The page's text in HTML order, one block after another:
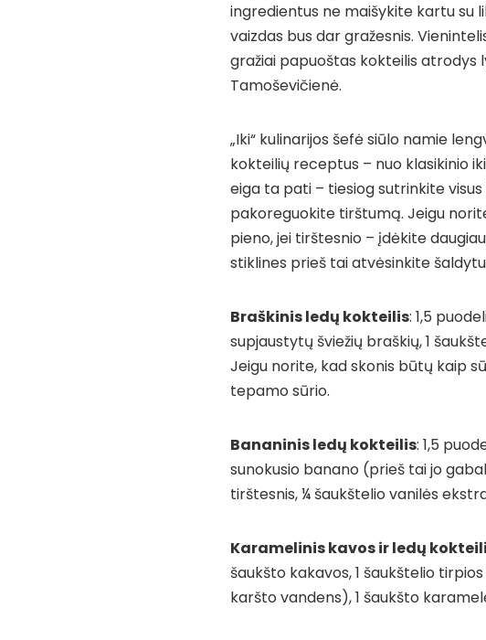
ingredientus ne maišykite kartu su
vaizdas bus dar gražesnis.
gražiai papuoštas kokteilis atrodys
Tamoševičienė.
„Iki“ kulinarijos šefė siūlo namie
kokteilių receptus – nuo klasikinio
eiga ta pati – tiesiog sutrinkite
pakoreguokite tirštumą. Jeigu
pieno, jei tirštesnio – įdėkite
stiklines prieš tai atvėsinkite
Braškinis ledų kokteilis: 1,5
supjaustytų šviežių braškių, 1
Jeigu norite, kad skonis būtų kaip
tepamo sūrio.
Bananinis ledų kokteilis: 1,5
sunokusio banano (prieš tai jo
tirštesnis, ¼ šaukštelio vanilės
Karamelinis kavos ir ledų
šaukšto kakavos, 1 šaukštelio
karšto vandens), 1 šaukšto